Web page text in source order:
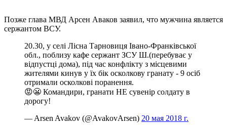
Позже глава МВД Арсен Аваков заявил, что мужчина является
сержантом ВСУ.
20.30, у селі Лісна Тарновиця Івано-Франківської
обл., поблизу кафе сержант ЗСУ Ш.(перебуває у
відпустці дома), під час конфлікту з місцевими
жителями кинув у їх бік осколкову гранату - 9 осіб
отримали осколкові поранення.
😡😬 Командири, гранати НЕ сувенір солдату в
дорогу!
— Arsen Avakov (@AvakovArsen) 20 мая 2018 г.